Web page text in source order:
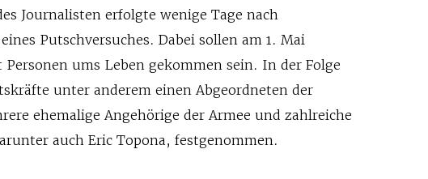
Journalisten erfolgte wenige Tage nach
Putschversuches. Dabei sollen am 1. Mai
Personen ums Leben gekommen sein. In der Folge
unter anderem einen Abgeordneten der
ehemalige Angehörige der Armee und zahlreiche
auch Eric Topona, festgenommen.